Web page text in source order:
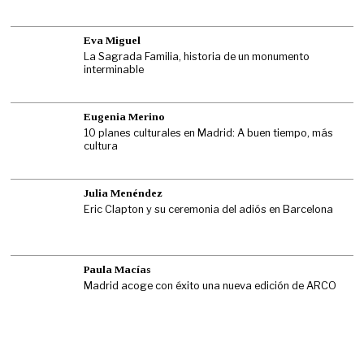
Eva Miguel
La Sagrada Familia, historia de un monumento
interminable
Eugenia Merino
10 planes culturales en Madrid: A buen tiempo, más
cultura
Julia Menéndez
Eric Clapton y su ceremonia del adiós en Barcelona
Paula Macías
Madrid acoge con éxito una nueva edición de ARCO